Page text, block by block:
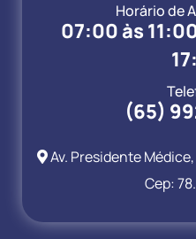
Horário de
07:00 às
(65)
Av. Presidente
Cep: